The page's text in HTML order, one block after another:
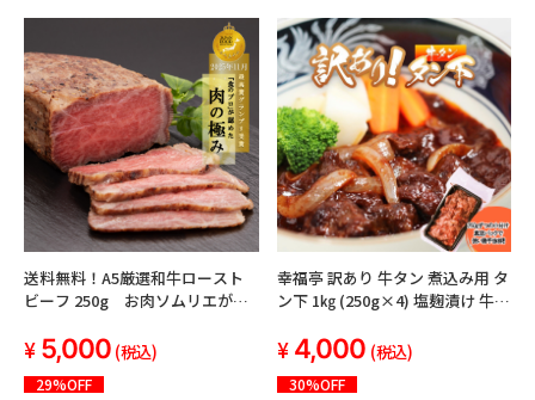
送料無料！A5厳選和牛ロースト
ビーフ 250g お肉ソムリエが監
獲得した実績あり！
5,000 (税込)
29%OFF
幸福亭 訳あり 牛タン 煮込み用 タ
ン下 1㎏ (250g×4) 塩麹漬け 牛タ
4,000 (税込)
30%OFF